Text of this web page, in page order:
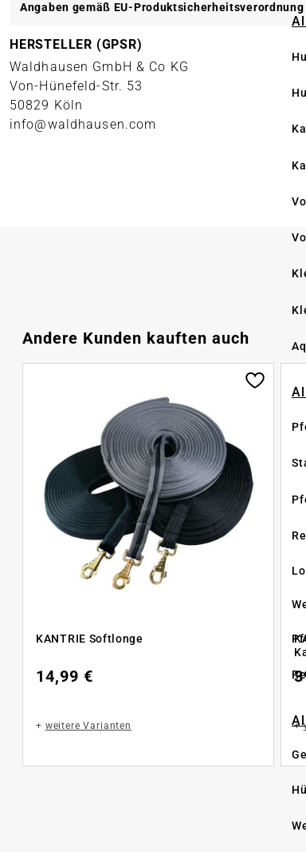
Angaben gemäß EU-Produktsicherheitsverordnung
HERSTELLER (GPSR)
Waldhausen GmbH & Co KG
Von-Hünefeld-Str. 53
50829 Köln
info@waldhausen.com
Produktgalerie überspringen
Andere Kunden kauften auch
KANTRIE Softlonge
14,99 €
+ weitere Varianten +